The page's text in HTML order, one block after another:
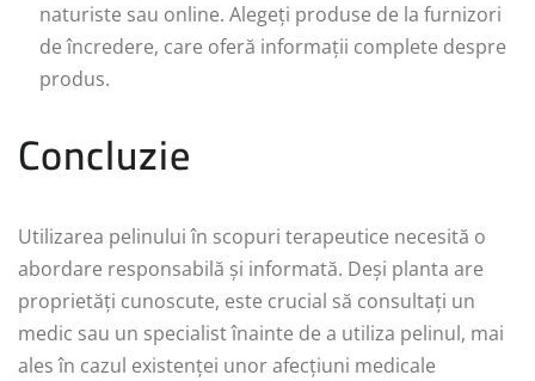
naturiste sau online. Alegeți produse de la furnizori
de încredere, care oferă informații complete despre
produs.
Concluzie
Utilizarea pelinului în scopuri terapeutice necesită o
abordare responsabilă și informată. Deși planta are
proprietăți cunoscute, este crucial să consultați un
medic sau un specialist înainte de a utiliza pelinul, mai
ales în cazul existenței unor afecțiuni medicale